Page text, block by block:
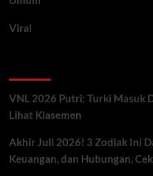
Viral
VNL 2026 Putri: Turki Masuk
Lihat Klasemen
Akhir Juli 2026! 3 Zodiak Ini
Keuangan, dan Hubungan,